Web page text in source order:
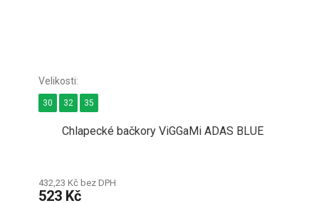
Chlapecké bačkory ViGGaMi ADAS BLUE
432,23 Kč bez DPH
523 Kč
30 32 35